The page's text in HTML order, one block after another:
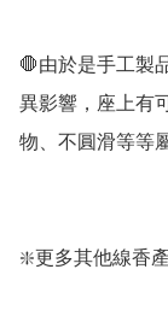
🛑由於是手工製
異影響，座上有
物、不圓滑等等
❇️更多其他線香